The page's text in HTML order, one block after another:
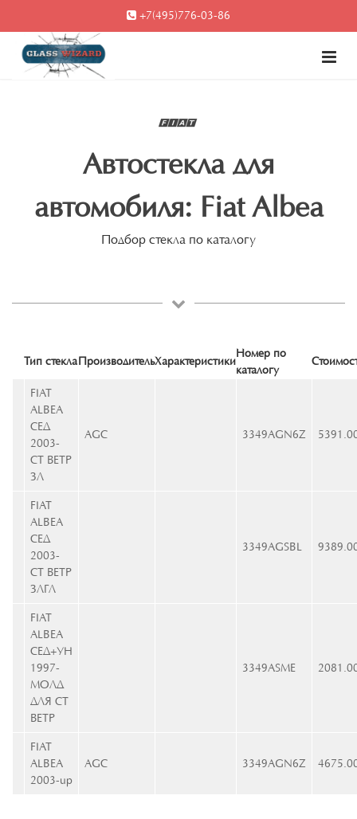
+7(495)776-03-86
Автостекла для
автомобиля: Fiat Albea
Подбор стекла по каталогу
Тип стеклаПроизводительХарактеристики
Номер по
каталогу
FIAT
ALBEA
СЕД
2003-
СТ ВЕТР
ЗЛ
AGC 3349AGN6Z
FIAT
ALBEA
СЕД
2003-
СТ ВЕТР
ЗЛГЛ
3349AGSBL
FIAT
ALBEA
СЕД+УН
1997-
МОЛД
ДЛЯ СТ
ВЕТР
3349ASME
FIAT
ALBEA
2003-up
AGC 3349AGN6Z